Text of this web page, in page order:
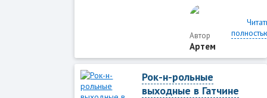
Автор
Артем
Рок-н-рольные
выходные в Гатчине